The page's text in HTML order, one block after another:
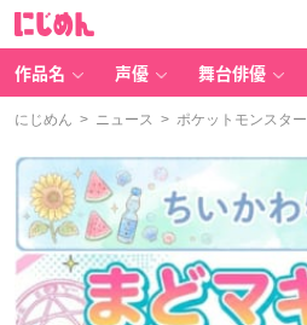
作品名 声優 舞台俳優
にじめん > ニュース > ポケットモンスター